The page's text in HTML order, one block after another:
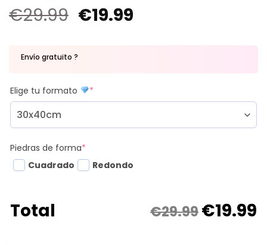
€29.99 €19.99
Envío gratuito ?
Elige tu formato *
Piedras de forma*
Cuadrado
Redondo
Total €29.99€19.99